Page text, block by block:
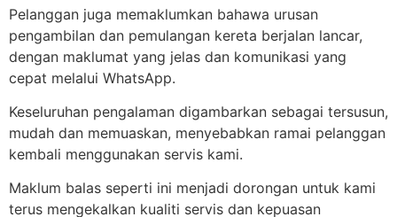
Pelanggan juga memaklumkan bahawa urusan
pengambilan dan pemulangan kereta berjalan lancar,
dengan maklumat yang jelas dan komunikasi yang
cepat melalui WhatsApp.
Keseluruhan pengalaman digambarkan sebagai tersusun,
mudah dan memuaskan, menyebabkan ramai pelanggan
kembali menggunakan servis kami.
Maklum balas seperti ini menjadi dorongan untuk kami
terus mengekalkan kualiti servis dan kepuasan